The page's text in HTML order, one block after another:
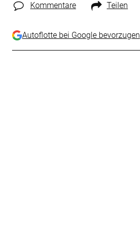
Kommentare Teilen
Autoflotte bei Google bevorzugen